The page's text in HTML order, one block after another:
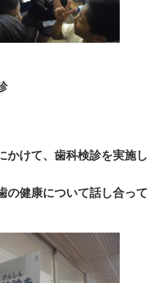
けて、歯科検診を実施し
の健康について話し合って